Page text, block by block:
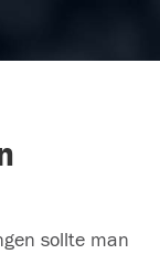
sollte man